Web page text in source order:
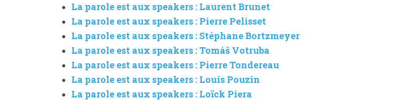
La parole est aux speakers : Laurent Brunet
La parole est aux speakers : Pierre Pelisset
La parole est aux speakers : Stéphane Bortzmeyer
La parole est aux speakers : Tomáš Votruba
La parole est aux speakers : Pierre Tondereau
La parole est aux speakers : Louis Pouzin
La parole est aux speakers : Loïck Piera